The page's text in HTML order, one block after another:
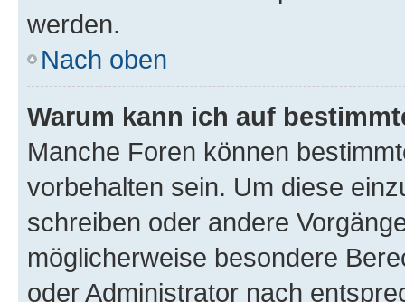
werden.
Nach oben
Warum kann ich auf
Manche Foren können
vorbehalten sein. Um diese
schreiben oder andere
möglicherweise besondere
oder Administrator nach